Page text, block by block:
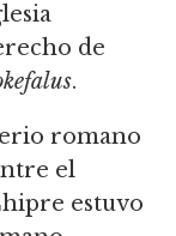
de
.
romano
el
estuvo